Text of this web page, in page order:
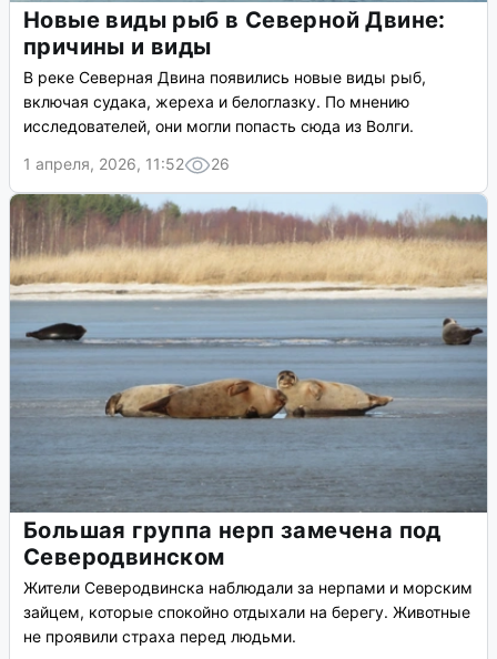
Новые виды рыб в Северной Двине:
причины и виды
В реке Северная Двина появились новые виды рыб,
включая судака, жереха и белоглазку. По мнению
исследователей, они могли попасть сюда из Волги.
1 апреля, 2026, 11:52
26
Большая группа нерп замечена под
Северодвинском
Жители Северодвинска наблюдали за нерпами и морским
зайцем, которые спокойно отдыхали на берегу. Животные
не проявили страха перед людьми.